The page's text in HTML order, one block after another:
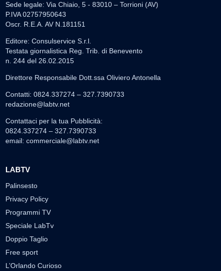
Sede legale: Via Chiaio, 5 - 83010 – Torrioni (AV)
P.IVA 02757950643
Oscr. R.E.A. AV N.181151
Editore: Consulservice S.r.l.
Testata giornalistica Reg. Trib. di Benevento
n. 244 del 26.02.2015
Direttore Responsabile Dott.ssa Oliviero Antonella
Contatti: 0824.337274 – 327.7390733
redazione@labtv.net
Contattaci per la tua Pubblicità:
0824.337274 – 327.7390733
email: commerciale@labtv.net
LABTV
Palinsesto
Privacy Policy
Programmi TV
Speciale LabTv
Doppio Taglio
Free sport
L’Orlando Curioso